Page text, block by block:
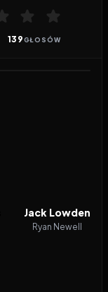
139GŁOSÓW
Jack Lowden
Ryan Newell